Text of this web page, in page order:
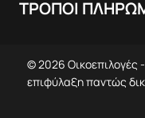
ΤΡΟΠΟΙ
© 2026 Οικοεπιλογές
επιφύλαξη παντώς